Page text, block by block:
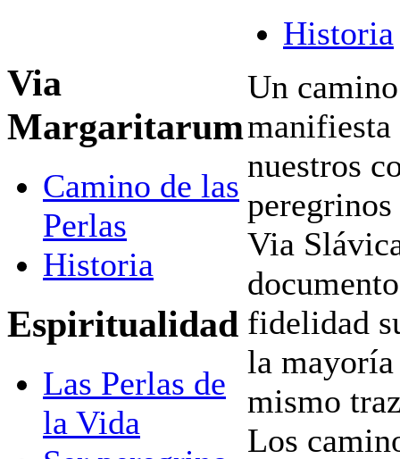
Via
Margaritarum
Camino de las
Perlas
Historia
Espiritualidad
Las Perlas de
la Vida
Historia
Un
manifiesta
nuestros
Via
fidelidad
la mayoría
mismo
Los